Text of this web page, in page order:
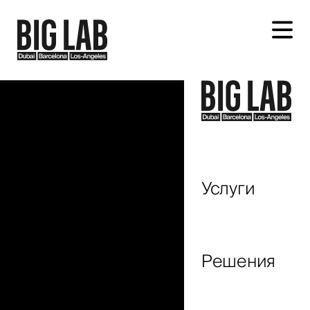
Обсудим ваш проект
Услуги
Решения